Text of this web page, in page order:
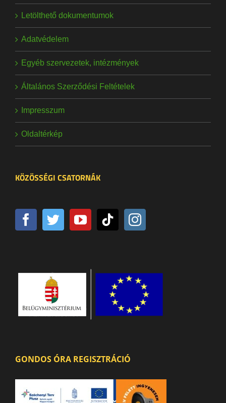
Letölthető dokumentumok
Adatvédelem
Egyéb szervezetek, intézmények
Általános Szerződési Feltételek
Impresszum
Oldaltérkép
KÖZÖSSÉGI CSATORNÁK
GONDOS ÓRA REGISZTRÁCIÓ